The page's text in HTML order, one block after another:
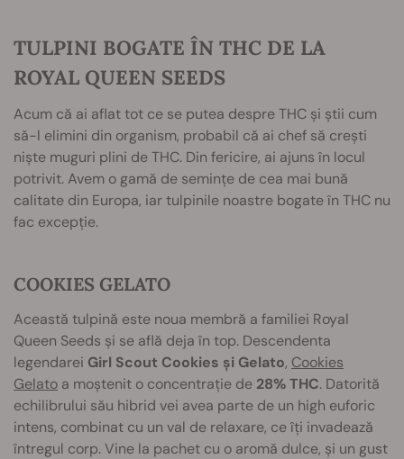
TULPINI BOGATE ÎN THC DE LA
ROYAL QUEEN SEEDS
Acum că ai aflat tot ce se putea despre THC și știi cum
să-l elimini din organism, probabil că ai chef să crești
niște muguri plini de THC. Din fericire, ai ajuns în locul
potrivit. Avem o gamă de semințe de cea mai bună
calitate din Europa, iar tulpinile noastre bogate în THC nu
fac excepție.
COOKIES GELATO
Această tulpină este noua membră a familiei Royal
Queen Seeds și se află deja în top. Descendenta
legendarei Girl Scout Cookies și Gelato, Cookies
Gelato a moștenit o concentrație de 28% THC. Datorită
echilibrului său hibrid vei avea parte de un high euforic
intens, combinat cu un val de relaxare, ce îți invadează
întregul corp. Vine la pachet cu o aromă dulce, și un gust